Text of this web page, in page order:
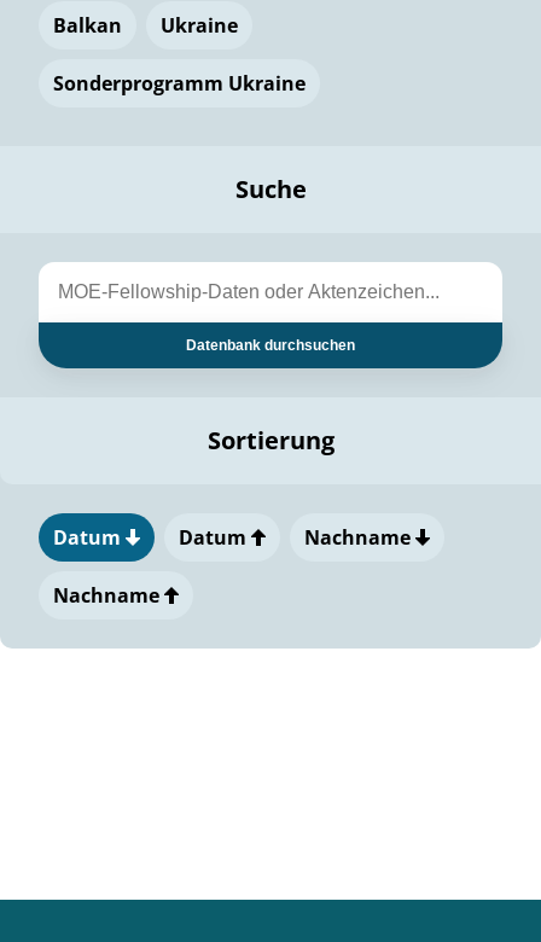
Balkan Ukraine
Sonderprogramm Ukraine
Suche
Datenbank durchsuchen
Sortierung
Datum Datum Nachname
Nachname